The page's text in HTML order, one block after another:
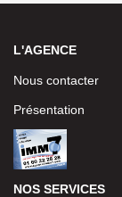
L'AGENCE
Nous contacter
Présentation
NOS SERVICES